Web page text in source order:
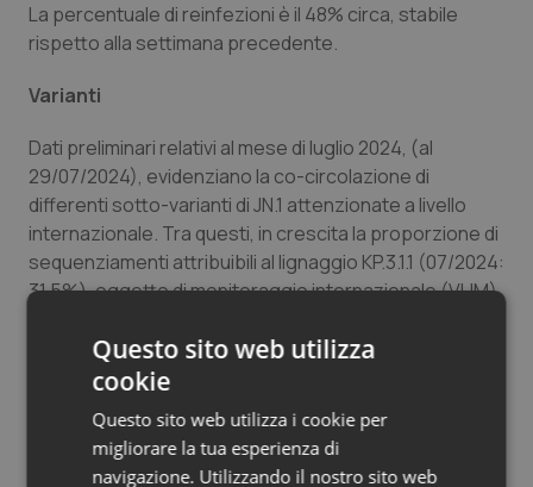
Sangue & coagulazione
Tiroide
Tumore al seno
Tumore ovarico
Tumori del Polmone & Testa Collo
Tumori gastrointestinali
Ulcera & Reflusso
Vaccini
La percentuale di reinfezioni è il 48% circa, stabile
rispetto alla settimana precedente.
Varianti
Dati preliminari relativi al mese di luglio 2024, (al
29/07/2024), evidenziano la co-circolazione di
differenti sotto-varianti di JN.1 attenzionate a livello
internazionale. Tra questi, in crescita la proporzione di
sequenziamenti attribuibili al lignaggio KP.3.1.1 (07/2024:
31.5%), oggetto di monitoraggio internazionale (VUM),
posizione 31 della proteina spike.
Maggi (Spallanzani): “Fenomeno previsto nella
Questo sito web utilizza
cookie
Questo sito web utilizza i cookie per
migliorare la tua esperienza di
navigazione. Utilizzando il nostro sito web